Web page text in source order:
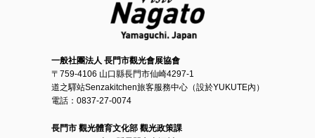
一般社團法人 長門市觀光會展協會
〒759-4106 山口縣長門市仙崎4297-1
道之驛站Senzakitchen旅客服務中心（設於YUKUTE內）
電話：0837-27-0074
長門市 觀光體育文化部 觀光政策課